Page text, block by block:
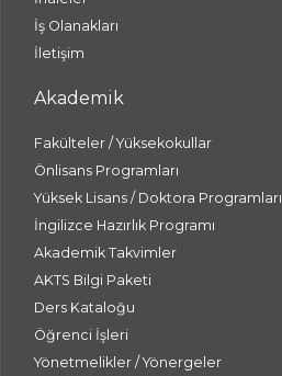
İş Olanakları
İletişim
Akademik
Fakülteler / Yüksekokullar
Önlisans Programları
Yüksek Lisans / Doktora Programları
İngilizce Hazırlık Programı
Akademik Takvimler
AKTS Bilgi Paketi
Ders Kataloğu
Öğrenci İşleri
Yönetmelikler / Yönergeler